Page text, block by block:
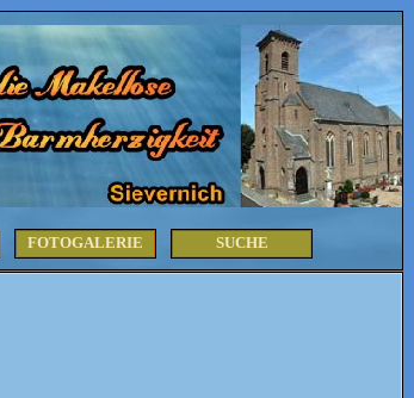
FOTOGALERIE SUCHE